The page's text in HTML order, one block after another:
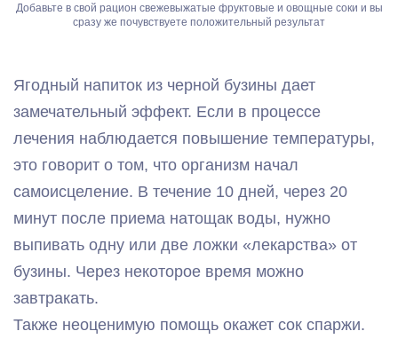
Добавьте в свой рацион свежевыжатые фруктовые и овощные соки и вы
сразу же почувствуете положительный результат
Ягодный напиток из черной бузины дает
замечательный эффект. Если в процессе
лечения наблюдается повышение температуры,
это говорит о том, что организм начал
самоисцеление. В течение 10 дней, через 20
минут после приема натощак воды, нужно
выпивать одну или две ложки «лекарства» от
бузины. Через некоторое время можно
завтракать.
Также неоценимую помощь окажет сок спаржи.